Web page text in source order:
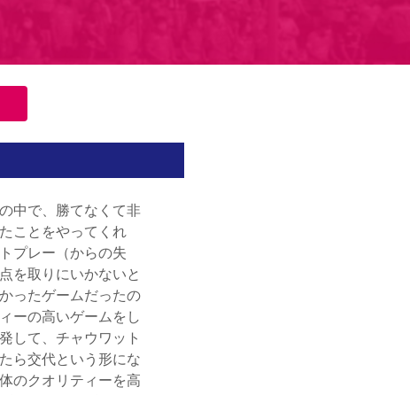
中で、勝てなくて非
ことをやってくれ
プレー（からの失
を取りにいかないと
ったゲームだったの
ーの高いゲームをし
して、チャウワット
ら交代という形にな
のクオリティーを高